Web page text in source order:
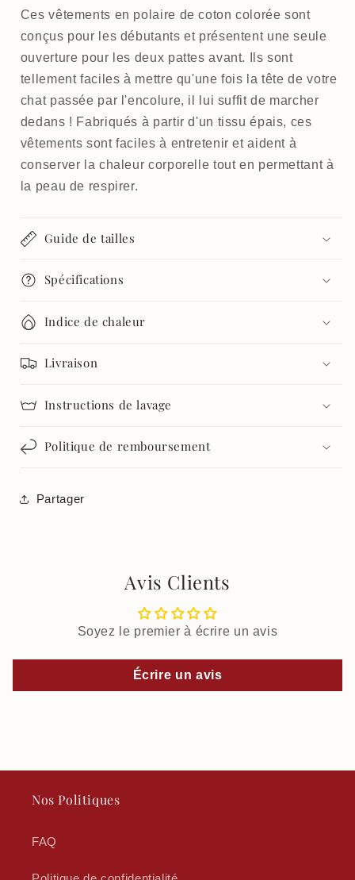
en
coton
pour
chat,
modèle
débutant
|
Pirates
en
coton
pour
chat,
modèle
débutant
|
Pirates
Ces vêtements en polaire de coton colorée sont
conçus pour les débutants et présentent une seule
ouverture pour les deux pattes avant. Ils sont
tellement faciles à mettre qu'une fois la tête de votre
chat passée par l'encolure, il lui suffit de marcher
dedans ! Fabriqués à partir d'un tissu épais, ces
vêtements sont faciles à entretenir et aident à
conserver la chaleur corporelle tout en permettant à
la peau de respirer.
Guide de tailles
Spécifications
Indice de chaleur
Livraison
Instructions de lavage
Politique de remboursement
Partager
Avis Clients
Soyez le premier à écrire un avis
Écrire un avis
Nos Politiques
FAQ